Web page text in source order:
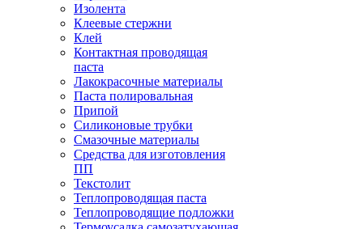
Изолента
Клеевые стержни
Клей
Контактная проводящая
паста
Лакокрасочные материалы
Паста полировальная
Припой
Силиконовые трубки
Смазочные материалы
Средства для изготовления
ПП
Текстолит
Теплопроводящая паста
Теплопроводящие подложки